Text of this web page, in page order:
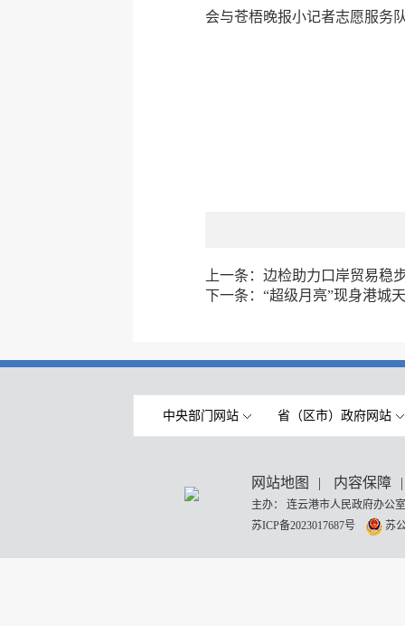
会与苍梧晚报小记者志愿服务
上一条： 边检助力口岸贸易稳
下一条： “超级月亮”现身港城
中央部门网站 省（区市）政府网站
网站地图 | 内容保障 |
主办： 连云港市人民政府办
苏ICP备2023017687号
苏